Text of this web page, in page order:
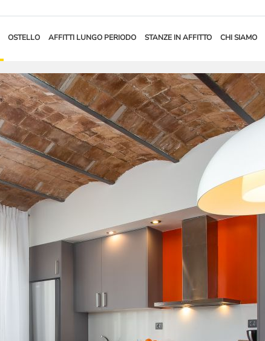
OSTELLO AFFITTI LUNGO PERIODO STANZE IN AFFITTO CHI SIAMO